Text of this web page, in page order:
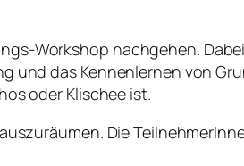
Workshop nachgehen.
und das Kennenlernen von
oder Klischee ist.
Die